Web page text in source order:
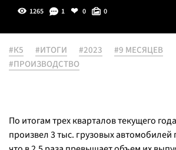
1265 1 0 0
#К5 #ИТОГИ #2023
#9 МЕСЯЦЕВ
#ПРОИЗВОДСТВО
По итогам трех кварталов текущего
произвел 3 тыс. грузовых автомобилей